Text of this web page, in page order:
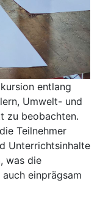
entlang
Umwelt- und
zu beobachten.
Teilnehmer
Unterrichtsinhalte
was die
einprägsam